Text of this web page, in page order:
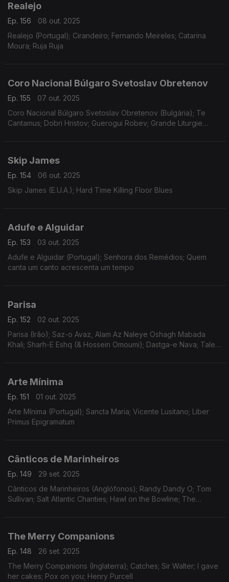
Realejo
Ep. 156
08 out. 2025
Realejo (Portugal); Cirandeiro; Fernando Meireles; Catarina
Moura; Ruja Ruja
Coro Nacional Búlgaro Svetoslav Obretenov
Ep. 155
07 out. 2025
Coro Nacional Búlgaro Svetoslav Obretenov (Bulgária); Te
Cantamus; Dobri Hristov; Guerogui Robev; Grande Liturgie
Skip James
Ep. 154
06 out. 2025
Skip James (E.U.A.); Hard Time Killing Floor Blues
Adufe e Alguidar
Ep. 153
03 out. 2025
Adufe e Alguidar (Portugal); Senhora dos Remédios; Quem
canta um canto acrescenta um tempo
Parisa
Ep. 152
02 out. 2025
Parisa (Irão); Saz-o Avaz, Alam Az Naleye Oshagh Mabada
Khali; Sharh-E Eshq (& Hossein Omoumi); Dastga-e Nava; Tale
Arte Mínima
Ep. 151
01 out. 2025
Arte Mínima (Portugal); Sancta Maria; Vicente Lusitano; Liber
Primus Epigramatum
Cânticos de Marinheiros
Ep. 149
29 set. 2025
Cânticos de Marinheiros (Anglófonos); Randy Dandy O; Tom
Sullivan; Salt Atlantic Chanties; Hawl on the Bowline; The
The Merry Companions
Ep. 148
26 set. 2025
The Merry Companions (Inglaterra); Catches; Sir Walter; I gave
her cakes; Pox on you; Henry Purcell